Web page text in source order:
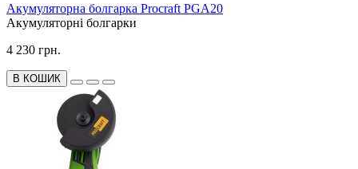
Акумуляторна болгарка Procraft PGA20
Акумуляторні болгарки
4 230 грн.
В КОШИК